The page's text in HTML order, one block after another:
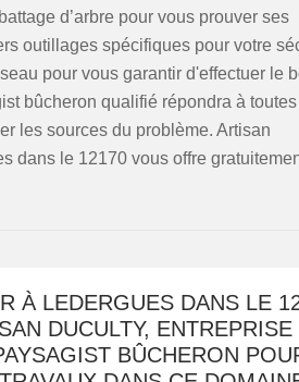
d’arbre pour vous prouver ses
outillages spécifiques pour votre
pour vous garantir d'effectuer le
bûcheron qualifié répondra à
les sources du problème. Artisan
dans le 12170 vous offre
À LEDERGUES DANS LE
DUCULTY, ENTREPRISE
BÛCHERON